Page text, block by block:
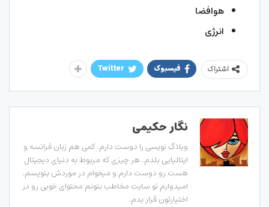
هوافضا
انرژی
اشتراک فیسبوک Twitter
نگار حکیمی
وبلاگ نویسی را دوست دارم. کمی هم زبان فرانسه و
ایتالیایی بلدم. هر چیزی که مربوط به دنیای دیجیتال
هست رو دوست دارم و میخوام در موردش بنویسم.
امیدوارم تو سایت مخاطب بتونم محتوای خوبی رو در
اختیارتون قرار بدم.